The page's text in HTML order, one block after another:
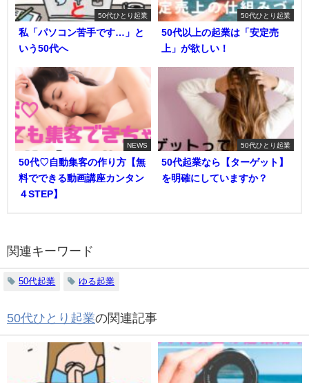
50代ひとり起業
私「パソコン苦手です…」と
いう50代へ
50代ひとり起業
50代以上の起業は「安定売
上」が欲しい！
NEWS
50代♡自動集客の作り方【無
料でできる動画講座カンタン
４STEP】
50代ひとり起業
50代起業なら【ターゲット】
を明確にしていますか？
関連キーワード
50代起業 ゆる起業
50代ひとり起業の関連記事